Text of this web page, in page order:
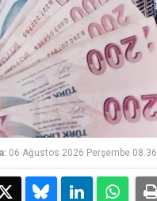
06 Ağustos 2026 Perşembe 08:36